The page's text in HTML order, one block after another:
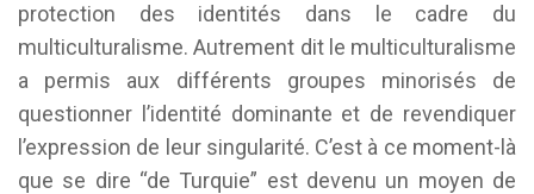
protection des identités dans le cadre du
multiculturalisme. Autrement dit le multiculturalisme
a permis aux différents groupes minorisés de
questionner l’identité dominante et de revendiquer
l’expression de leur singularité. C’est à ce moment-là
que se dire “de Turquie” est devenu un moyen de